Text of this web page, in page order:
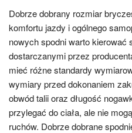
Dobrze dobrany rozmiar
komfortu jazdy i ogólnego
nowych spodni warto kierować
dostarczanymi przez
mieć różne standardy
wymiary przed dokonaniem
obwód talii oraz długość
przylegać do ciała, ale nie
ruchów. Dobrze dobrane